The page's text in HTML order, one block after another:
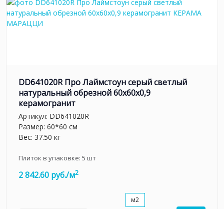
DD641020R Про Лаймстоун серый светлый
натуральный обрезной 60x60x0,9
керамогранит
Артикул: DD641020R
Размер: 60*60 см
Вес: 37.50 кг
Плиток в упаковке: 5 шт
2 842.60 руб./м2
м2